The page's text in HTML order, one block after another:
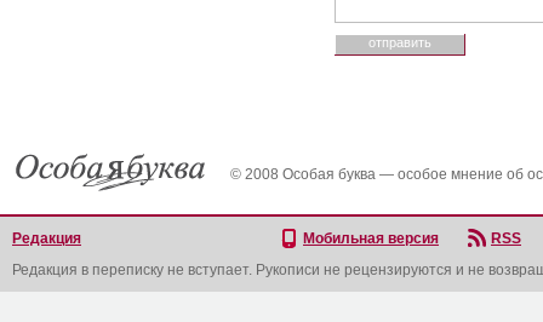
© 2008 Особая буква — особое мнение об
Редакция Мобильная версия
RSS
Редакция в переписку не вступает. Рукописи не рецензируются и не